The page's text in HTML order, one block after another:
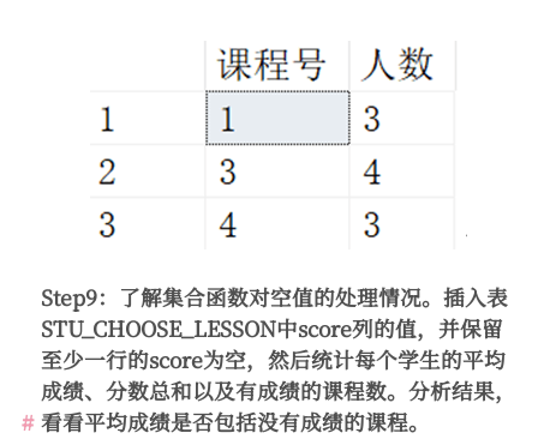
Step9：了解集合函数对空值的处理情况。插入表
STU_CHOOSE_LESSON中score列的值，并保留
至少一行的score为空，然后统计每个学生的平均
成绩、分数总和以及有成绩的课程数。分析结果，
看看平均成绩是否包括没有成绩的课程。